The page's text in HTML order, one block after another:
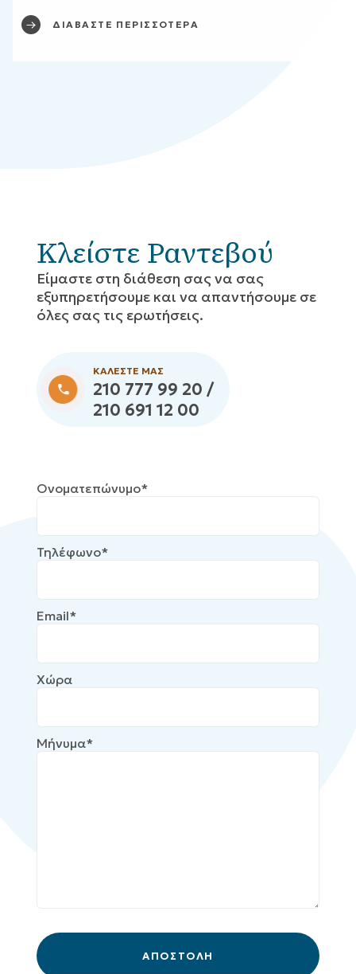
ΔΙΑΒΑΣΤΕ ΠΕΡΙΣΣΟΤΕΡΑ
Κλείστε Ραντεβού
Eίμαστε στη διάθεση σας να σας
εξυπηρετήσουμε και να απαντήσουμε σε
όλες σας τις ερωτήσεις.
ΚΑΛΕΣΤΕ ΜΑΣ
210 777 99 20 /
210 691 12 00
Ονοματεπώνυμο*
Τηλέφωνο*
Email*
Χώρα
Μήνυμα*